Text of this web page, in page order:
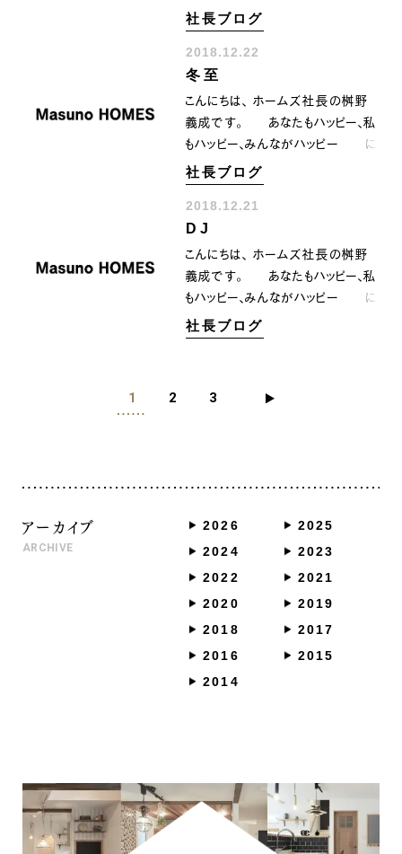
なた様にも ハッピーな夜であ
りますように〜‼️(^_^)
なるために共に顔晴りましょう。
１２月２３日 本日は天皇誕生
日で祝日 そして明日２４日は振
替休日 そしてクリスマスイブ
となります。 今年もあと一週間
ちょい 時間に追っかけられて
います〜(^_^*) 負けないよう
に ２０１８年を全力で駆け抜
けて行きたいと 想います〜‼️
^_^
社長ブログ
2018.12.22
冬至
こんにちは、 ホームズ社長の桝野
義成です。 あなたもハッピー、私
もハッピー、みんながハッピー に
なるために共に顔晴りましょう。
１２月２２日 本日は冬至です
ね。。 一年を通して陽が一番短
い日 という事は明日から徐々に
陽が長くなるという事
陰極まって陽と為す 一陽来
復ですね。。 また明日から上昇
気運に転じる日でもあります。 ２
０１８年も残り少なくなってきましたけ
に乗っていきましょうね〜〜‼️^_^
社長ブログ
2018.12.21
DJ
こんにちは、 ホームズ社長の桝野
義成です。 あなたもハッピー、私
もハッピー、みんながハッピー に
なるために共に顔晴りましょう。
先日のこと 望年会の二次
社長ブログ
1 2 3
アーカイブ
ARCHIVE
2026
2025
2024
2023
2022
2021
2020
2019
2018
2017
2016
2015
2014